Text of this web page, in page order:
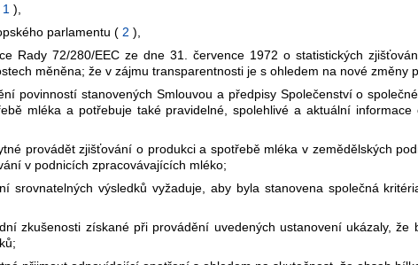
1 ),
parlamentu ( 2 ),
Rady 72/280/EEC ze dne 31. července 1972 o statistických
měněna; že v zájmu transparentnosti je s ohledem na nové
povinností stanovených Smlouvou a předpisy Společenství o
mléka a potřebuje také pravidelné, spolehlivé a aktuální
provádět zjišťování o produkci a spotřebě mléka v zemědělských
v podnicích zpracovávajících mléko;
srovnatelných výsledků vyžaduje, aby byla stanovena společná
zkušenosti získané při provádění uvedených ustanovení ukázaly,